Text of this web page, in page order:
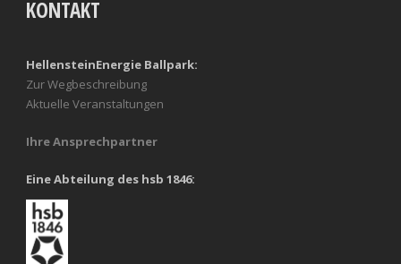
KONTAKT
HellensteinEnergie Ballpark:
Zur Wegbeschreibung
Aktuelle Veranstaltungen
Ihre Ansprechpartner
Eine Abteilung des hsb 1846: